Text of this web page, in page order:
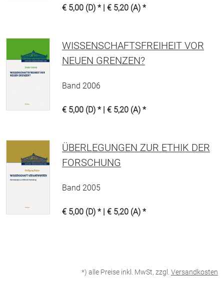
€ 5,00 (D) * | € 5,20 (A) *
WISSENSCHAFTSFREIHEIT VOR
NEUEN GRENZEN?
Band 2006
€ 5,00 (D) * | € 5,20 (A) *
ÜBERLEGUNGEN ZUR ETHIK DER
FORSCHUNG
Band 2005
€ 5,00 (D) * | € 5,20 (A) *
*) alle Preise inkl. MwSt, zzgl. Versandkosten